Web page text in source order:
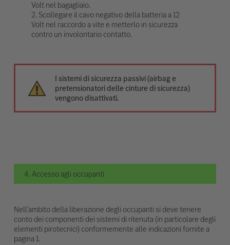
Volt nel bagagliaio.
2. Scollegare il cavo negativo della batteria a 12
Volt nel raccordo a vite e metterlo in sicurezza
contro un involontario contatto.
I sistemi di sicurezza passivi (airbag e
pretensionatori delle cinture di sicurezza)
vengono disattivati.
4. Accesso agli occupanti
Nell'ambito della liberazione degli occupanti si deve tenere
conto dei componenti dei sistemi di ritenuta (in particolare degli
elementi pirotecnici) conformemente alle indicazioni fornite a
pagina 1.